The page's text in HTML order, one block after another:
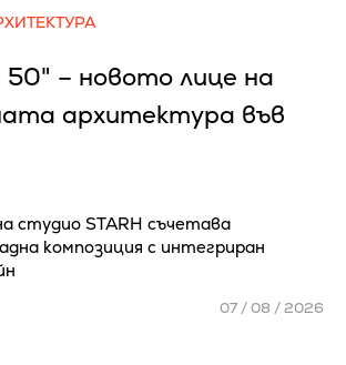
50" – новото лице на
архитектура във
студио STARH съчетава
композиция с интегриран
07 / 08 / 2026